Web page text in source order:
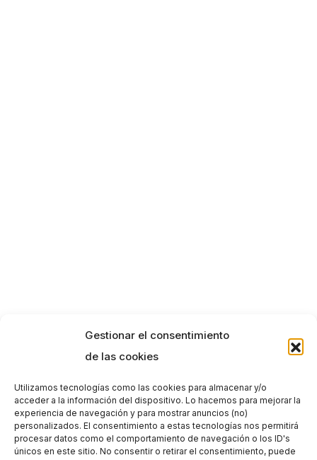
Gestionar el consentimiento
de las cookies
Utilizamos tecnologías como las cookies para almacenar y/o
acceder a la información del dispositivo. Lo hacemos para mejorar la
experiencia de navegación y para mostrar anuncios (no)
personalizados. El consentimiento a estas tecnologías nos permitirá
procesar datos como el comportamiento de navegación o los ID's
únicos en este sitio. No consentir o retirar el consentimiento, puede